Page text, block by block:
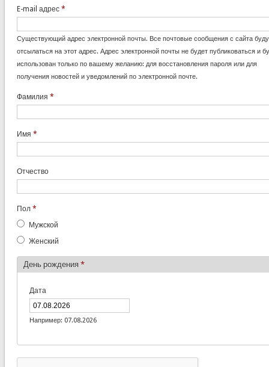
E-mail адрес *
Существующий адрес электронной почты. Все почтовые сообщения с сайта
отсылаться на этот адрес. Адрес электронной почты не будет публиковаться и
использован только по вашему желанию: для восстановления пароля или для
получения новостей и уведомлений по электронной почте.
Фамилия *
Имя *
Отчество
Пол *
Мужской
Женский
День рождения *
Дата
Например: 07.08.2026